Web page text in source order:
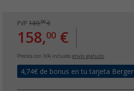
PVP 189,00€
158,00 €
Precios con IVA incluido envío gratuito
4,74€ de bonus en tu tarjeta Berger